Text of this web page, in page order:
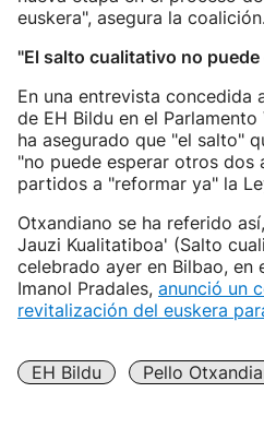
euskera", asegura la coalición.
"El salto cualitativo no
En una entrevista concedida
de EH Bildu en el Parlamento
ha asegurado que "el salto"
"no puede esperar otros dos
partidos a "reformar ya" la
Otxandiano se ha referido
Jauzi Kualitatiboa' (Salto
celebrado ayer en Bilbao, en
Imanol Pradales, anunció un
revitalización del euskera
EH Bildu Pello